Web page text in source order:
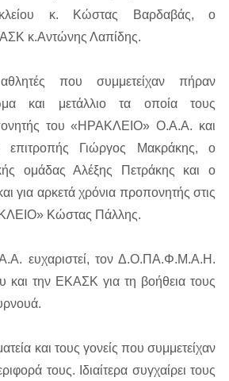
κ. Κώστας Βαρδαβάς, ο
κ.Αντώνης Λαπίδης.
που συμμετείχαν πήραν
και μετάλλιο τα οποία τους
του «ΗΡΑΚΛΕΙΟ» Ο.Α.Α. και
επιτροπής Γιώργος Μακράκης, ο
ομάδας Αλέξης Πετράκης και ο
για αρκετά χρόνια προπονητής στις
Κώστας Πάλλης.
ευχαριστεί, τον Δ.Ο.ΠΑ.Φ.Μ.Α.Η.
και την ΕΚΑΣΚ για τη βοήθεια τους
και τους γονείς που συμμετείχαν
τους. Ιδιαίτερα συγχαίρει τους